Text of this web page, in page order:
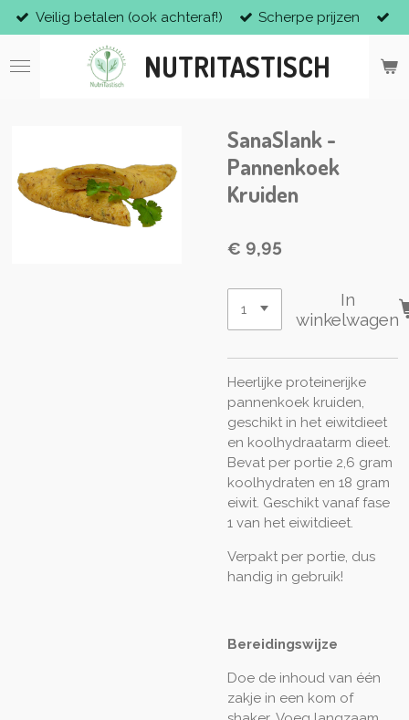
Ga
direct
naar
NUTRITASTISCH
Veilig betalen (ook achteraf!) Scherpe prijzen
SanaSlank -
Pannenkoek
Kruiden
€ 9,95
In
winkelwagen
Heerlijke proteinerijke
pannenkoek kruiden,
geschikt in het eiwitdieet
en koolhydraatarm dieet.
Bevat per portie 2,6 gram
koolhydraten en 18 gram
eiwit. Geschikt vanaf fase
1 van het eiwitdieet.
Verpakt per portie, dus
handig in gebruik!
Bereidingswijze
Doe de inhoud van één
zakje in een kom of